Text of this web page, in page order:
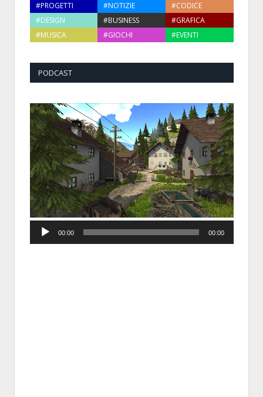
#PROGETTI #NOTIZIE
#CODICE
#DESIGN
#BUSINESS
#GRAFICA
#MUSICA
#GIOCHI #EVENTI
PODCAST
Player
00:00 00:00